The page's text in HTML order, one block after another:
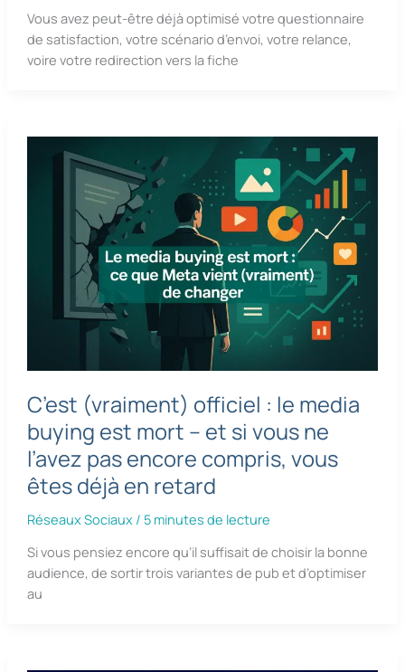
Vous avez peut-être déjà optimisé votre questionnaire
de satisfaction, votre scénario d’envoi, votre relance,
voire votre redirection vers la fiche
C’est (vraiment) officiel : le media
buying est mort – et si vous ne
l’avez pas encore compris, vous
êtes déjà en retard
Réseaux Sociaux/ 5 minutes de lecture
Si vous pensiez encore qu’il suffisait de choisir la bonne
audience, de sortir trois variantes de pub et d’optimiser
au